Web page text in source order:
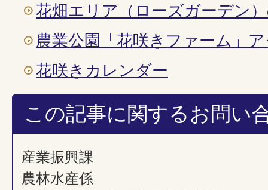
花畑エリア（ローズガーデン
農業公園「花咲きファーム」
花咲きカレンダー
この記事に関するお問い
産業振興課
農林水産係